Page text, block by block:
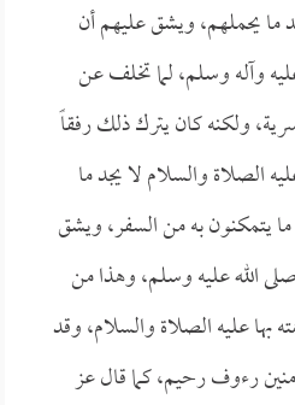
ما يحملهم، ويشق عليهم أن
وآله وسلم، لما تخلف عن
ولكنه كان يترك ذلك رفقاً
الصلاة والسلام لا يجد ما
يتمكنون به من السفر، ويشق
الله عليه وسلم، وهذا من
بها عليه الصلاة والسلام، وقد
رءوف رحيم، كما قال عز